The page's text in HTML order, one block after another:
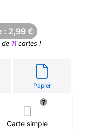
: 2,99 €
de 11cartes !
Papier
Carte simple